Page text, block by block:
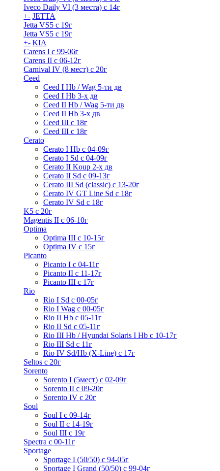
Iveco Daily VI (3 места) с 14г
+- JETTA
Jetta VS5 с 19г
Jetta VS5 с 19г
+- KIA
Carens I c 99-06г
Carens II c 06-12г
Carnival IV (8 мест) с 20г
Ceed
Ceed I Hb / Wag 5-ти дв
Ceed I Hb 3-х дв
Ceed II Hb / Wag 5-ти дв
Ceed II Hb 3-х дв
Ceed III с 18г
Ceed III с 18г
Cerato
Cerato I Hb с 04-09г
Cerato I Sd с 04-09г
Cerato II Koup 2-х дв
Cerato II Sd c 09-13г
Cerato III Sd (classic) с 13-20г
Cerato IV GT Line Sd с 18г
Cerato IV Sd с 18г
K5 с 20г
Magentis II с 06-10г
Optima
Optima III с 10-15г
Optima IV с 15г
Picanto
Picanto I с 04-11г
Picanto II c 11-17г
Picanto III c 17г
Rio
Rio I Sd с 00-05г
Rio I Wag c 00-05г
Rio II Hb с 05-11г
Rio II Sd с 05-11г
Rio III Hb / Hyundai Solaris I Hb с 10-17г
Rio III Sd c 11г
Rio IV Sd/Hb (X-Line) с 17г
Seltos с 20г
Sorento
Sorento I (5мест) с 02-09г
Sorento II c 09-20г
Sorento IV с 20г
Soul
Soul I с 09-14г
Soul II с 14-19г
Soul III с 19г
Spectra с 00-11г
Sportage
Sportage I (50/50) с 94-05г
Sportage I Grand (50/50) с 99-04г